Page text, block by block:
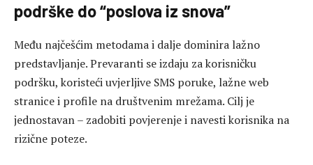
podrške do “poslova iz snova”
Među najčešćim metodama i dalje dominira lažno
predstavljanje. Prevaranti se izdaju za korisničku
podršku, koristeći uvjerljive SMS poruke, lažne web
stranice i profile na društvenim mrežama. Cilj je
jednostavan – zadobiti povjerenje i navesti korisnika na
rizične poteze.